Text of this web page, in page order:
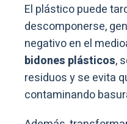
El plástico puede
descomponerse,
negativo en el
bidones plásticos,
residuos y se evita
contaminando